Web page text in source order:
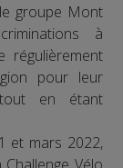
groupe Mont
à
régulièrement
pour leur
en étant
et mars 2022,
Vélo